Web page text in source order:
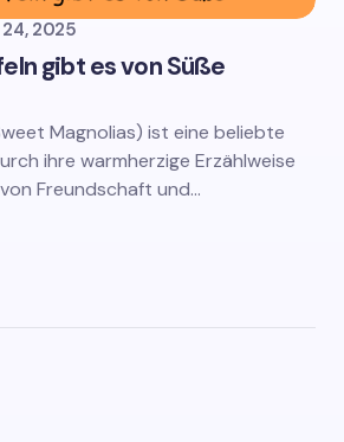
2025
gibt es von Süße
Magnolias) ist eine beliebte
ihre warmherzige Erzählweise
Freundschaft und…